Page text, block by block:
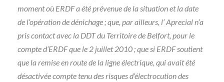
moment où ERDF a été prévenue de la situation et la date
de l’opération de dénichage ; que, par ailleurs, l’ Aprecial n’a
pris contact avec la DDT du Territoire de Belfort, pour le
compte d’ERDF que le 2 juillet 2010 ; que si ERDF soutient
que la remise en route de la ligne électrique, qui avait été
désactivée compte tenu des risques d’électrocution des